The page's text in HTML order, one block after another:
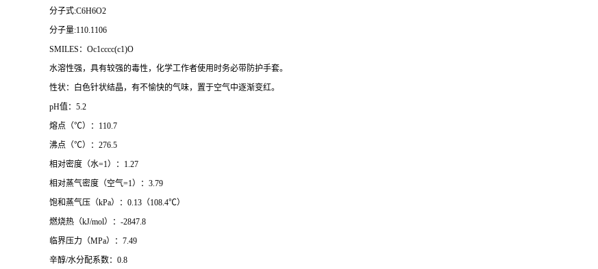
分子式:C6H6O2
分子量:110.1106
SMILES ：Oc1cccc(c1)O
水溶性强，具有较强的毒性，化学工作者使用时务必带防护手套。
性状：白色针状结晶，有不愉快的气味，置于空气中逐渐变红。
pH值：5.2
熔点（℃）：110.7
沸点（℃）：276.5
相对密度（水=1）：1.27
相对蒸气密度（空气=1）：3.79
饱和蒸气压（kPa）：0.13（108.4℃）
燃烧热（kJ/mol）：-2847.8
临界压力（MPa）：7.49
辛醇/水分配系数：0.8